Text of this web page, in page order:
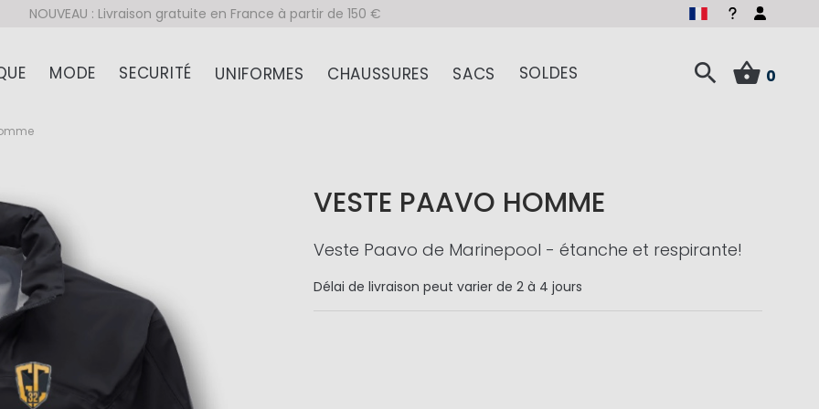
NOUVEAU : Livraison gratuite en France à partir de 150 €
MODE SECURITÉ UNIFORMES CHAUSSURES SACS SOLDES 0
VESTE PAAVO HOMME
Veste Paavo de Marinepool - étanche et respirante!
Délai de livraison peut varier de 2 à 4 jours